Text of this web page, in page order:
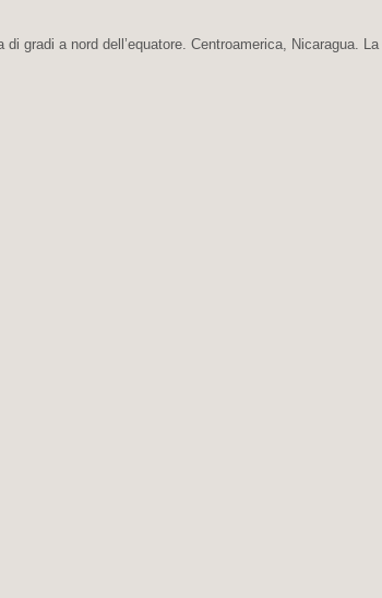
gradi a nord dell’equatore. Centroamerica, Nicaragua. La